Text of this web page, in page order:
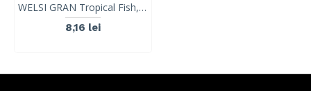
WELSI GRAN Tropical Fish, 100ml/ 65g
8,16 lei